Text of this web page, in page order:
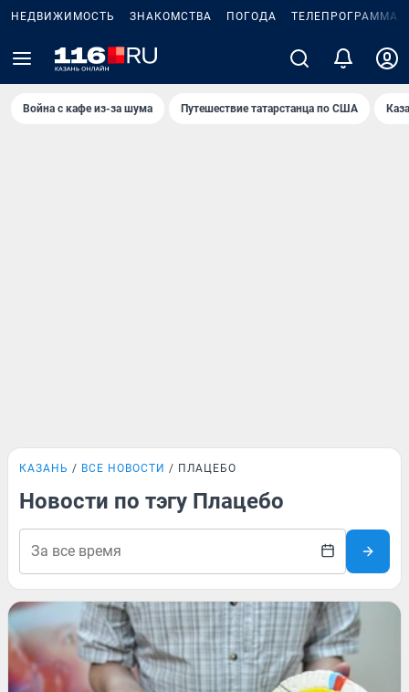
НЕДВИЖИМОСТЬ ЗНАКОМСТВА ПОГОДА ТЕЛЕПРОГРАММА
Война с кафе из-за шума Путешествие татарстанца по США
КАЗАНЬ ВСЕ НОВОСТИ ПЛАЦЕБО
Новости по тэгу Плацебо